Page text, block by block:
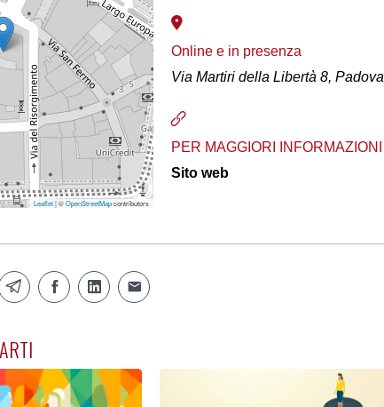
Leaflet| ©OpenStreetMapcontributors
Online e in presenza
Via Martiri della Libertà 8, Padova
PER MAGGIORI INFORMAZIONI
Sito web